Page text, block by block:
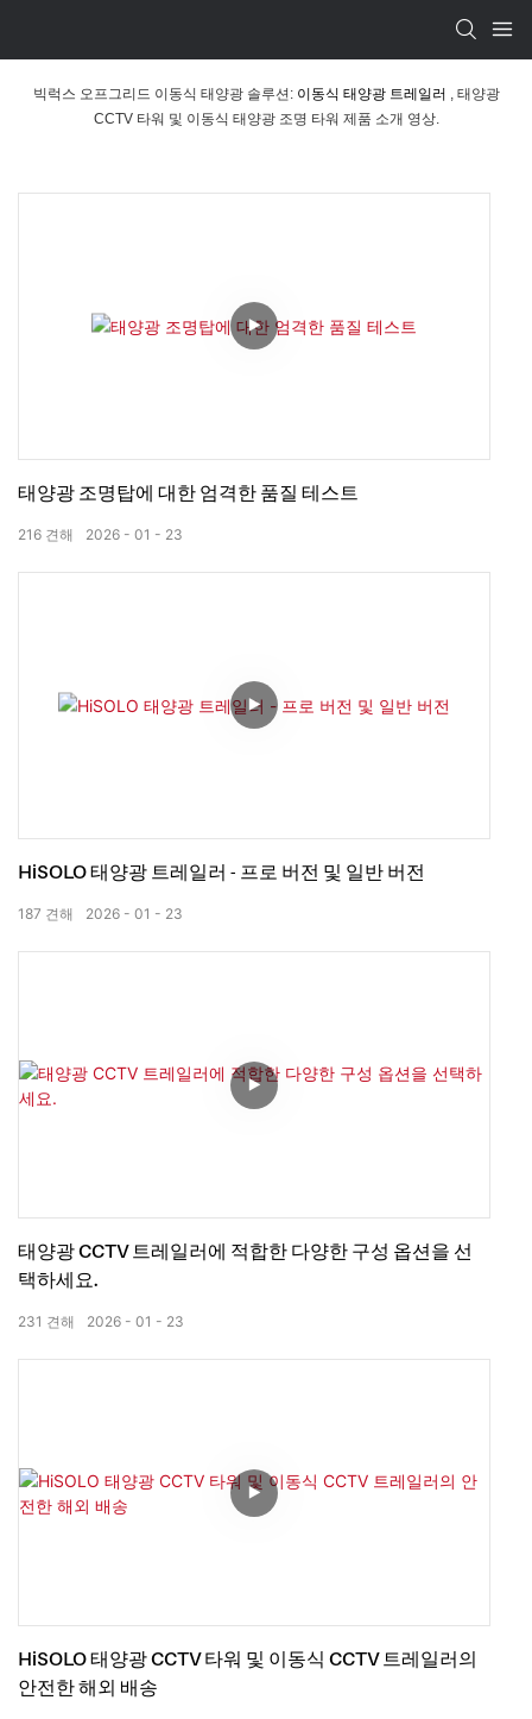
빅럭스 오프그리드 이동식 태양광 솔루션:이동식 태양광 트레일러 , 태양광
CCTV 타워 및 이동식 태양광 조명 타워 제품 소개 영상.
태양광 조명탑에 대한 엄격한 품질 테스트
2026 01 23
216 견해
HiSOLO 태양광 트레일러 - 프로 버전 및 일반 버전
2026 01 23
187 견해
태양광 CCTV 트레일러에 적합한 다양한 구성 옵션을 선
택하세요.
2026 01 23
231 견해
HiSOLO 태양광 CCTV 타워 및 이동식 CCTV 트레일러의
안전한 해외 배송